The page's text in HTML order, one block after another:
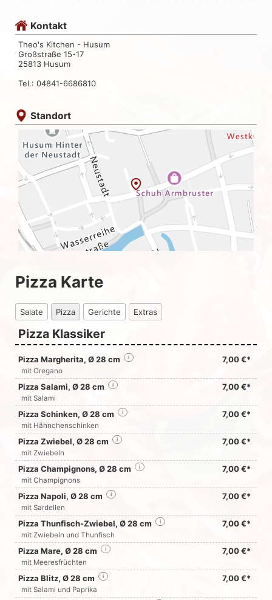
Kontakt
Theo's Kitchen - Husum
Großstraße 15-17
25813 Husum
Tel.: 04841-6686810
Standort
Pizza Karte
Salate Pizza Gerichte Extras
Pizza Klassiker
Pizza Margherita, Ø 28 cm 7,00 €*
i
mit Oregano
Pizza Salami, Ø 28 cm 7,00 €*
i
mit Salami
Pizza Schinken, Ø 28 cm 7,00 €*
i
mit Hähnchenschinken
Pizza Zwiebel, Ø 28 cm 7,00 €*
i
mit Zwiebeln
Pizza Champignons, Ø 28 cm 7,00 €*
i
mit Champignons
Pizza Napoli, Ø 28 cm 7,00 €*
i
mit Sardellen
Pizza Thunfisch-Zwiebel, Ø 28 cm 7,00 €*
i
mit Zwiebeln und Thunfisch
Pizza Mare, Ø 28 cm 7,00 €*
i
mit Meeresfrüchten
Pizza Blitz, Ø 28 cm 7,00 €*
i
mit Salami und Paprika